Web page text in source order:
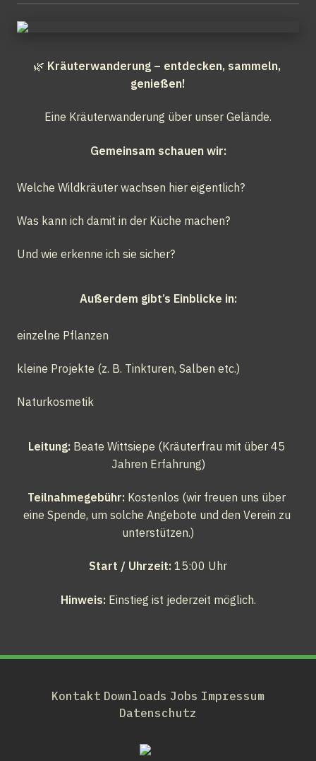
🌿 Kräuterwanderung – entdecken, sammeln,
genießen!
Eine Kräuterwanderung über unser Gelände.
Gemeinsam schauen wir:
Welche Wildkräuter wachsen hier eigentlich?
Was kann ich damit in der Küche machen?
Und wie erkenne ich sie sicher?
Außerdem gibt’s Einblicke in:
einzelne Pflanzen
kleine Projekte (z. B. Tinkturen, Salben etc.)
Naturkosmetik
Leitung: Beate Wittsiepe (Kräuterfrau mit über 45
Jahren Erfahrung)
Teilnahmegebühr: Kostenlos (wir freuen uns über
eine Spende, um solche Angebote und den Verein zu
unterstützen.)
Start / Uhrzeit: 15:00 Uhr
Hinweis: Einstieg ist jederzeit möglich.
Kontakt Downloads Jobs Impressum
Datenschutz